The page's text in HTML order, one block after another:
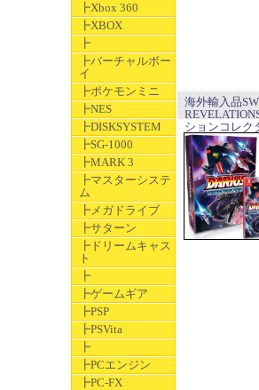
┣Xbox 360
┣XBOX
┣
┣バーチャルボー
イ
┣ポケモンミニ
┣NES
┣DISKSYSTEM
┣SG-1000
┣MARK 3
┣マスターシステ
ム
┣メガドライブ
┣サターン
┣ドリームキャス
ト
┣
┣ゲームギア
┣PSP
┣PSVita
┣
┣PCエンジン
┣PC-FX
海外輸入品
ションコレク